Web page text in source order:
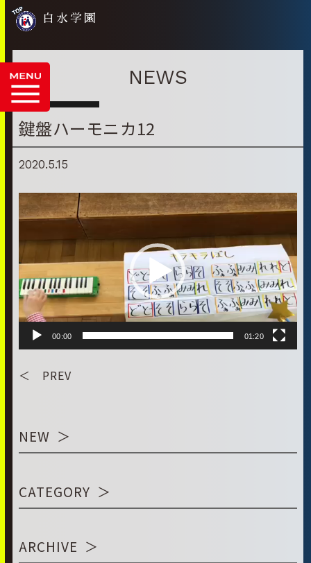
白水学園
NEWS
鍵盤ハーモニカ12
2020.5.15
動
画
レ
ー
ヤ
ー
00:00 01:20
＜ PREV
NEW
CATEGORY
ARCHIVE